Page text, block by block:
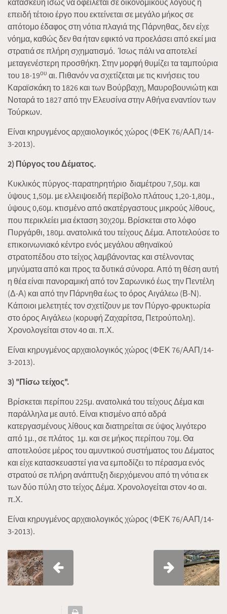
κατασκευή ίσως να οφείλεται σε οικονομικούς λόγους ή
επειδή τέτοιο έργο που εκτείνεται σε μεγάλο μήκος σε
απότομο έδαφος στη νότια πλαγιά της Πάρνηθας, δεν είχε
νόημα, καθώς δεν θα ήταν εφικτό να προελάσει από εκεί μια
στρατιά σε πλήρη σχηματισμό. Ίσως πάλι να αποτελεί
μεταγενέστερη προσθήκη. Στην μορφή θυμίζει τα ταμπούρια
του 18-19ου αι. Πιθανόν να σχετίζεται με τις κινήσεις του
Καραϊσκάκη το 1826 και των Βούρβαχη, Μαυροβουνιώτη και
Νοταρά το 1827 από την Ελευσίνα στην Αθήνα εναντίον των
Τούρκων.
Είναι κηρυγμένος αρχαιολογικός χώρος (ΦΕΚ 76/ΑΑΠ/14-
3-2013).
2) Πύργος του Δέματος.
Κυκλικός πύργος-παρατηρητήριο διαμέτρου 7,50μ. και
ύψους 1,50μ. με ελλειψοειδή περίβολο πλάτους 1,20-1,80μ.,
ύψους 0,60μ. κτισμένο από ακατέργαστους μικρούς λίθους,
που περικλείει μια έκταση 30χ20μ. Βρίσκεται στο λόφο
Πυργάρθι, 180μ. ανατολικά του τείχους Δέμα. Αποτελούσε το
επικοινωνιακό κέντρο ενός μεγάλου αθηναϊκού
στρατοπέδου στο τείχος λαμβάνοντας και στέλνοντας
μηνύματα από και προς τα δυτικά σύνορα. Από τη θέση αυτή
η θέα είναι πανοραμική από τον Σαρωνικό έως την Πεντέλη
(Δ-Α) και από την Πάρνηθα έως το όρος Αιγάλεω (Β-Ν).
Κάποιοι μελετητές τον σχετίζουν με τον Πύργο-φρυκτωρία
στο όρος Αιγάλεω (κορυφή Ζαχαρίτσα, Πετρούπολη).
Χρονολογείται στον 4ο αι. π.Χ.
Είναι κηρυγμένος αρχαιολογικός χώρος (ΦΕΚ 76/ΑΑΠ/14-
3-2013).
3) "Πίσω τείχος".
Βρίσκεται περίπου 225μ. ανατολικά του τείχους Δέμα και
παράλληλα με αυτό. Είναι κτισμένο από αδρά
κατεργασμένους λίθους και διατηρείται σε ύψος λιγότερο
από 1μ., σε πλάτος 1μ. και σε μήκος περίπου 70μ. Θα
αποτελούσε μέρος του αμυντικού συστήματος του Δέματος
και είχε κατασκευαστεί για να εμποδίζει το πέρασμα ενός
στρατού σε πλήρη ανάπτυξη διερχόμενου από τη νότια εκ
των δύο πύλη στο τείχος Δέμα. Χρονολογείται στον 4ο αι.
π.Χ.
Είναι κηρυγμένος αρχαιολογικός χώρος (ΦΕΚ 76/ΑΑΠ/14-
3-2013).